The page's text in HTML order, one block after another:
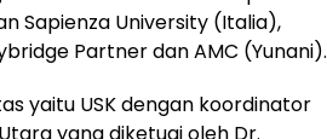
Sapienza University (Italia),
Partner dan AMC (Yunani).
yaitu USK dengan koordinator